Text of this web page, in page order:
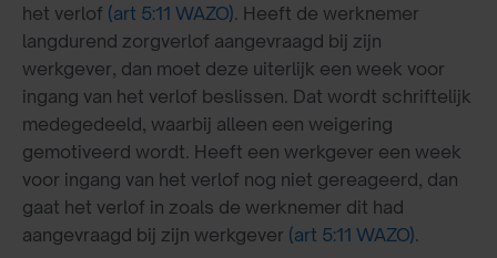
het verlof (art 5:11 WAZO). Heeft de werknemer
langdurend zorgverlof aangevraagd bij zijn
werkgever, dan moet deze uiterlijk een week voor
ingang van het verlof beslissen. Dat wordt schriftelijk
medegedeeld, waarbij alleen een weigering
gemotiveerd wordt. Heeft een werkgever een week
voor ingang van het verlof nog niet gereageerd, dan
gaat het verlof in zoals de werknemer dit had
aangevraagd bij zijn werkgever (art 5:11 WAZO).